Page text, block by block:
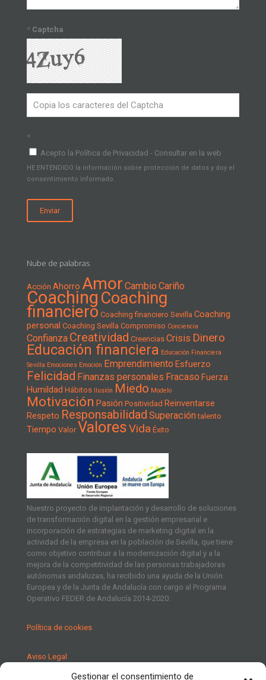
Gestionar el consentimiento de
* Captcha
*
Acepto la Política de Privacidad - Consultar en la web
HE ENTENDIDO la información sobre protección de datos y doy el
consentimiento informado.
Nube de palabras
Acción Ahorro Amor Cambio Cariño
Coaching Coaching
financiero Coaching financiero Sevilla Coaching
personal Coaching Sevilla Compromiso Conciencia
Confianza Creatividad Creencias Crisis Dinero
Educación financiera Educación Financiera
Sevilla Emociones Emoción Emprendimiento Esfuerzo
Felicidad Finanzas personales Fracaso Fuerza
Humildad Hábitos Ilusión Miedo Modelo
Motivación Pasión Positividad Reinventarse
Respeto Responsabilidad Superación talento
Tiempo Valor ValoresVida Éxito
Nuestro proyecto de implantación y desarrollo de soluciones
de transformación digital en la gestión empresarial e
incorporación de estrategias de marketing digital en la
actividad de la empresa en la población de Sevilla, que tiene
como objetivo contribuir a la modernización digital y a la
mejora de la competitividad de las personas trabajadoras
autónomas andaluzas, ha recibido una ayuda de la Unión
Europea y de la Junta de Andalucía con cargo al Programa
Operativo FEDER de Andalucía 2014-2020.
Política de cookies
Aviso Legal